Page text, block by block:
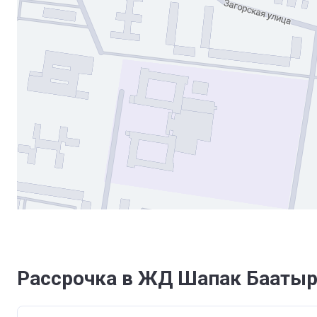
Рассрочка в ЖД Шапак Баатыр